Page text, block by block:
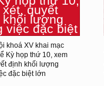
khoá XV khai mạc
Kỳ họp thứ 10, xem
định khối lượng
đặc biệt lớn